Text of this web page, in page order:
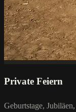
Private Feiern
Geburtstage,